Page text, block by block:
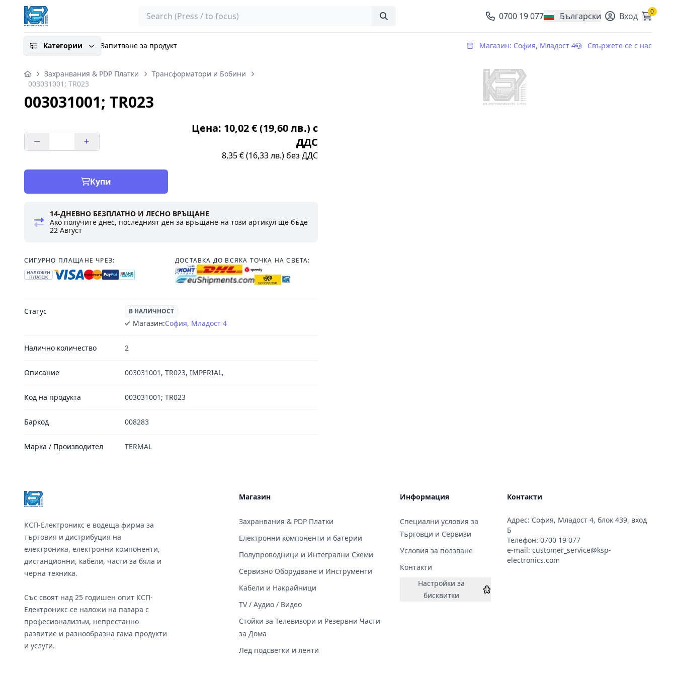
Search 0700 19 077 Български
, change currency Вход 0
Категории Запитване за продукт Магазин: София, Младост 4 Свържете се с нас
Захранвания & PDP Платки
Трансформатори и Бобини
003031001; TR023
003031001; TR023
Цена: 10,02 € (19,60 лв.) с
ДДС
8,35 € (16,33 лв.) без ДДС
Купи
14-ДНЕВНО БЕЗПЛАТНО И ЛЕСНО ВРЪЩАНЕ
Ако получите днес, последният ден за връщане на този артикул ще бъде
22 Август
СИГУРНО ПЛАЩАНЕ ЧРЕЗ:
НАЛОЖЕН
ПЛАТЕЖ
ДОСТАВКА ДО ВСЯКА ТОЧКА НА СВЕТА:
Статус В НАЛИЧНОСТ
Магазин:София, Младост 4
Налично количество 2
Описание 003031001, TR023, IMPERIAL,
Код на продукта 003031001; TR023
Баркод 008283
Марка / Производител TERMAL
КСП-Електроникс е водеща фирма за
търговия и дистрибуция на
електроника, електронни компоненти,
дистанционни, кабели, части за бяла и
черна техника.
Със своят над 25 годишен опит КСП-
Електроникс се наложи на пазара с
професионализъм, непрестанно
развитие и разнообразна гама продукти
и услуги.
Магазин
Захранвания & PDP Платки
Електронни компоненти и батерии
Полупроводници и Интегрални Схеми
Сервизно Оборудване и Инструменти
Кабели и Накрайници
TV / Аудио / Видео
Стойки за Телевизори и Резервни Части
за Дома
Лед подсветки и ленти
Информация
Специални условия за
Търговци и Сервизи
Условия за ползване
Контакти
Настройки за
бисквитки
Контакти
Адрес: София, Младост 4, блок 439, вход
Б
Телефон: 0700 19 077
e-mail: customer_service@ksp-
electronics.com